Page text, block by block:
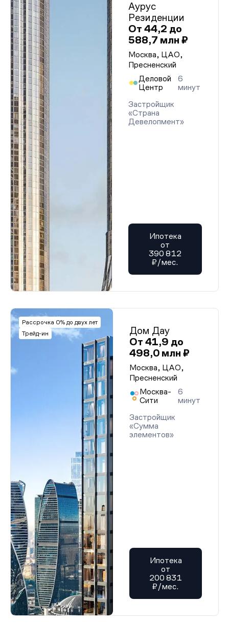
Аурус
Резиденции
От 44,2 до
588,7 млн ₽
Москва, ЦАО,
Пресненский
Деловой
Центр
6
минут
Застройщик
«Страна
Девелопмент»
Ипотека
от
390 812
₽/мес.
Рассрочка 0% до двух лет
Трейд-ин
Дом Дау
От 41,9 до
498,0 млн ₽
Москва, ЦАО,
Пресненский
Москва-
Сити
6
минут
Застройщик
«Сумма
элементов»
Ипотека
от
200 831
₽/мес.